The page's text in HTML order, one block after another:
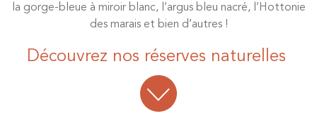
la gorge-bleue à miroir blanc, l’argus bleu nacré, l’Hottonie
des marais et bien d’autres !
Découvrez nos réserves naturelles